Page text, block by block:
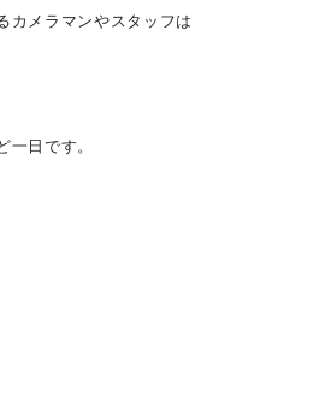
カメラマンやスタッフは
一日です。